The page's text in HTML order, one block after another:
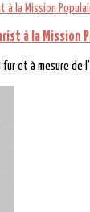
à la Mission
fur et à mesure de